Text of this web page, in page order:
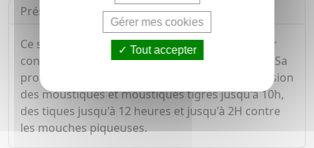
Présentation
Ce spray anti insectes est efficace pour protéger
contre les moustiques et les moustiques tigres. Sa
protection longue durée vous assure une répulsion
des moustiques et moustiques tigres jusqu'à 10h,
des tiques jusqu'à 12 heures et jusqu'à 2H contre
les mouches piqueuses.
Gérer mes cookies
Tout accepter